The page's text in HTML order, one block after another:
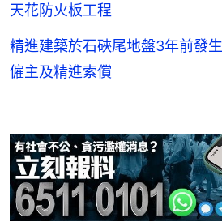
天花防火板工程
精進建築於石硤尾地盤3年前發
僱主及精進索償